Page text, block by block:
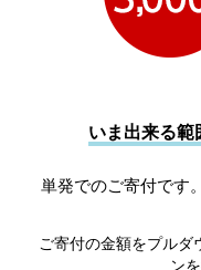
いま出来る範
単発でのご寄付です
ご寄付の金額をプルダ
ン